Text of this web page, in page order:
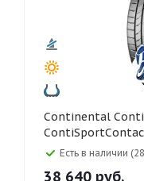
Continental Continental 265/30 R21
Есть в наличии
38 640 руб.